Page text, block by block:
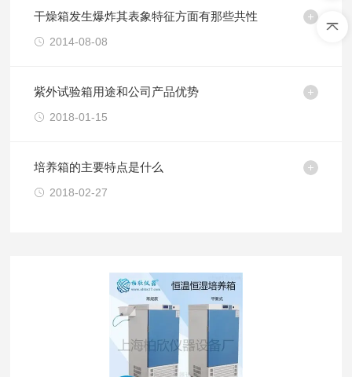
干燥箱发生爆炸其表象特征方面有那些共性
2014-08-08
紫外试验箱用途和公司产品优势
2018-01-15
培养箱的主要特点是什么
2018-02-27